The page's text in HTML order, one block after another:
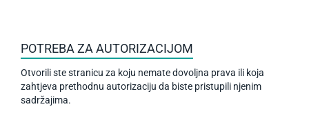
POTREBA ZA AUTORIZACIJOM
Otvorili ste stranicu za koju nemate dovoljna prava ili koja
zahtjeva prethodnu autorizaciju da biste pristupili njenim
sadržajima.